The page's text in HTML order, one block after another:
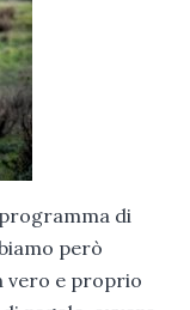
programma di
però
vero e proprio